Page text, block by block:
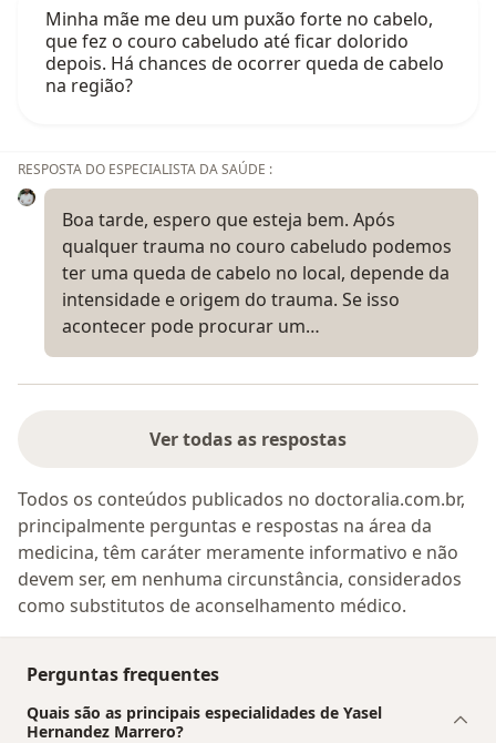
Minha mãe me deu um puxão forte no cabelo,
que fez o couro cabeludo até ficar dolorido
depois. Há chances de ocorrer queda de cabelo
na região?
RESPOSTA DO ESPECIALISTA DA SAÚDE :
Boa tarde, espero que esteja bem. Após
qualquer trauma no couro cabeludo podemos
ter uma queda de cabelo no local, depende da
intensidade e origem do trauma. Se isso
acontecer pode procurar um…
Ver todas as respostas
Todos os conteúdos publicados no doctoralia.com.br,
principalmente perguntas e respostas na área da
medicina, têm caráter meramente informativo e não
devem ser, em nenhuma circunstância, considerados
como substitutos de aconselhamento médico.
Perguntas frequentes
Quais são as principais especialidades de Yasel
Hernandez Marrero?